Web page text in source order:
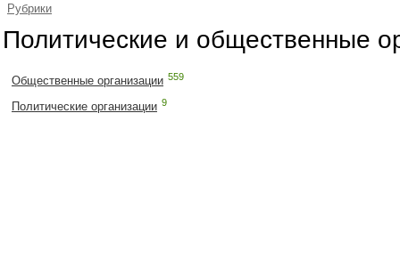
Рубрики
Политические и общественные
Общественные организации 559
Политические организации 9